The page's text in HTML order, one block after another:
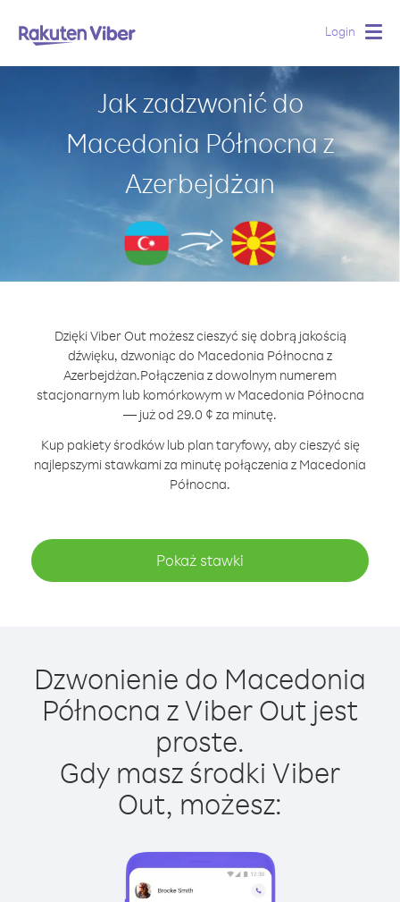
Login
Jak zadzwonić do
Macedonia Północna z
Azerbejdżan
Dzięki Viber Out możesz cieszyć się dobrą jakością
dźwięku, dzwoniąc do Macedonia Północna z
Azerbejdżan.Połączenia z dowolnym numerem
stacjonarnym lub komórkowym w Macedonia Północna
— już od 29.0 ¢ za minutę.
Kup pakiety środków lub plan taryfowy, aby cieszyć się
najlepszymi stawkami za minutę połączenia z Macedonia
Północna.
Pokaż stawki
Dzwonienie do Macedonia
Północna z Viber Out jest
proste.
Gdy masz środki Viber
Out, możesz: